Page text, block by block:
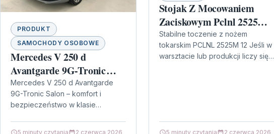
PRODUKT
SAMOCHODY OSOBOWE
Mercedes V 250 d
Avantgarde 9G-Tronic
Salon
Mercedes V 250 d Avantgarde
9G-Tronic Salon – komfort i
bezpieczeństwo w klasie
5 minuty czytania 2 czerwca 2026
Stojak Z Mocowaniem
Zaciskowym Pclnl 2525M
12 95 4332163811435
Stabilne toczenie z nożem
tokarskim PCLNL 2525M 12 Jeśli w
warsztacie lub produkcji liczy się
5 minuty czytania 2 czerwca 2026